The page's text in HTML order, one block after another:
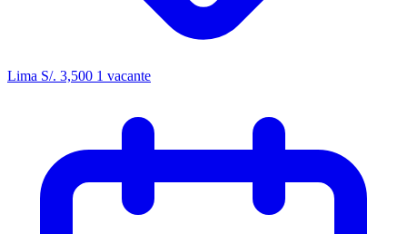
Lima S/. 3,500 1 vacante